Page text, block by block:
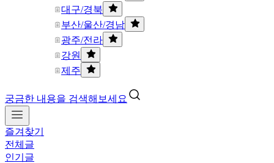
대구/경북
부산/울산/경남
광주/전라
강원
제주
궁금한 내용을 검색해보세요
즐겨찾기
전체글
인기글